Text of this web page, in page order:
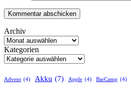
Archiv
Kategorien
Advent (4) Akku (7) Apple (4) BarCamp (4)